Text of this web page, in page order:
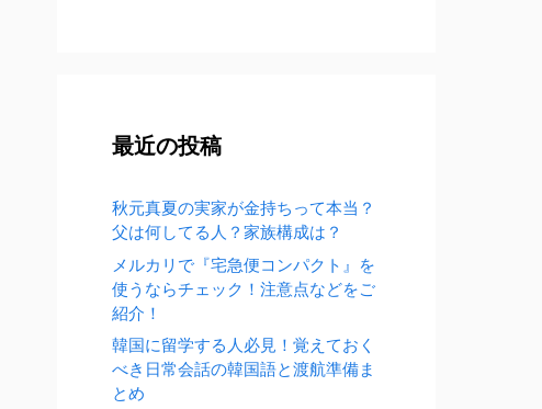
最近の投稿
秋元真夏の実家が金持ちって本当？
父は何してる人？家族構成は？
メルカリで『宅急便コンパクト』を
使うならチェック！注意点などをご
紹介！
韓国に留学する人必見！覚えておく
べき日常会話の韓国語と渡航準備ま
とめ